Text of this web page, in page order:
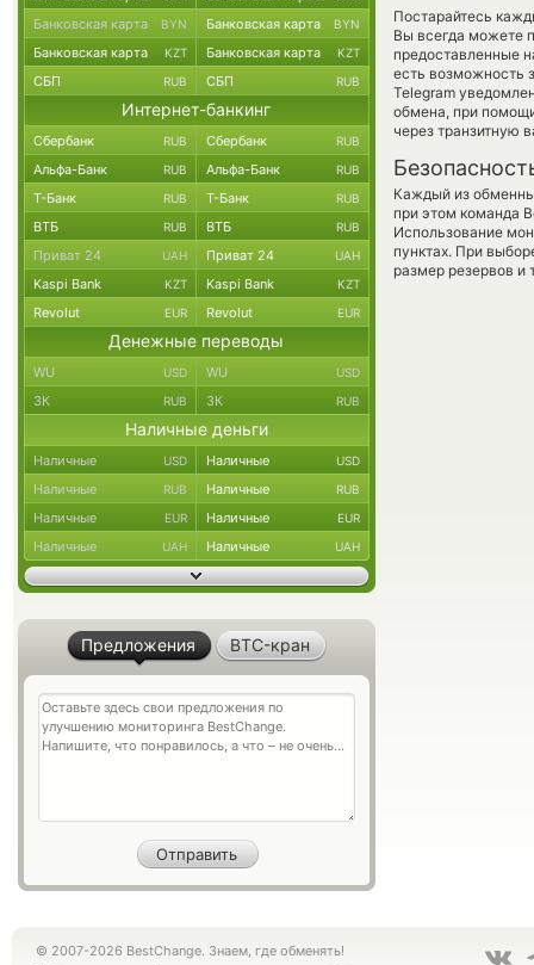
Постарайтесь
Вы всегда можете
предоставленные
есть возможность
Telegram
обмена, при
через транзитную
Каждый из
при этом команда
Использование
пунктах. При
размер резервов и
Банковская карта BYN Банковская карта BYN
Банковская карта KZT Банковская карта KZT
СБП RUB СБП RUB
Интернет-банкинг
Сбербанк RUB Сбербанк RUB
Альфа-Банк RUB Альфа-Банк RUB
Т-Банк RUB Т-Банк RUB
ВТБ RUB ВТБ RUB
Приват 24 UAH Приват 24 UAH
Kaspi Bank KZT Kaspi Bank KZT
Revolut EUR Revolut EUR
Денежные переводы
WU USD WU USD
ЗК RUB ЗК RUB
Наличные деньги
Наличные USD Наличные USD
Наличные RUB Наличные RUB
Наличные EUR Наличные EUR
Наличные UAH Наличные UAH
Предложения BTC-кран
© 2007-2026 BestChange. Знаем, где обменять!